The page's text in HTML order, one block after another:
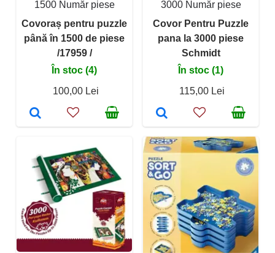
1500 Număr piese
Covoraș pentru puzzle
până în 1500 de piese
/17959 /
În stoc (4)
100,00 Lei
3000 Număr piese
Covor Pentru Puzzle
pana la 3000 piese
Schmidt
În stoc (1)
115,00 Lei